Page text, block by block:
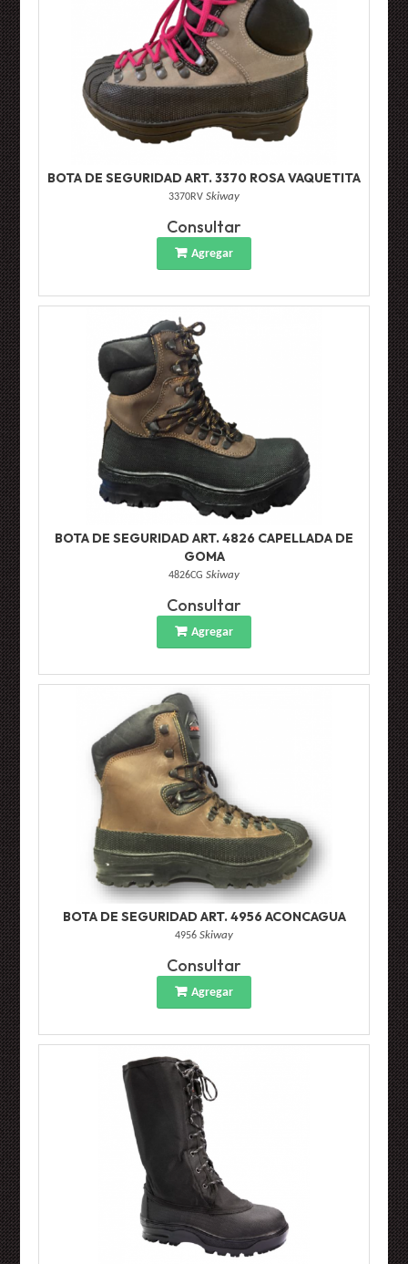
BOTA DE SEGURIDAD ART. 3370 ROSA VAQUETITA
3370RV Skiway
Consultar
Agregar
BOTA DE SEGURIDAD ART. 4826 CAPELLADA DE
GOMA
4826CG Skiway
Consultar
Agregar
BOTA DE SEGURIDAD ART. 4956 ACONCAGUA
4956 Skiway
Consultar
Agregar